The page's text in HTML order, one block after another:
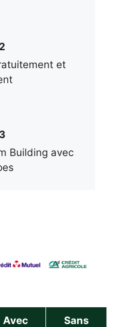
et
Building avec
Avec
Sans